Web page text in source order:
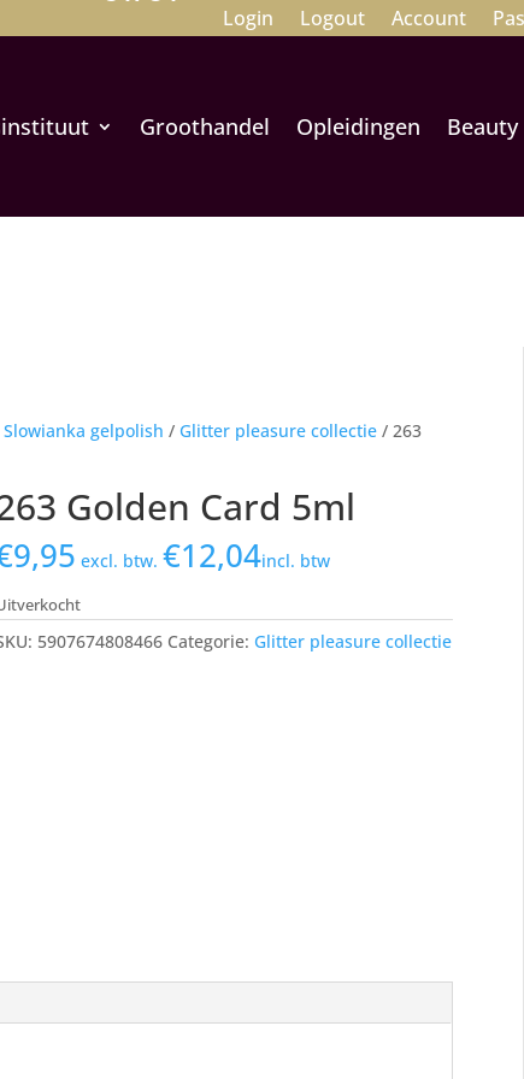
Login Logout Account
Groothandel Opleidingen Beauty
Slowianka gelpolish / Glitter pleasure collectie / 263
Golden Card 5ml
9,95 excl. btw.€12,04incl. btw
5907674808466 Categorie: Glitter pleasure collectie